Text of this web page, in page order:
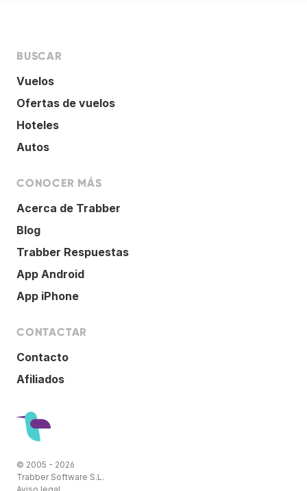
BUSCAR
Vuelos
Ofertas de vuelos
Hoteles
Autos
CONOCER MÁS
Acerca de Trabber
Blog
Trabber Respuestas
App Android
App iPhone
CONTACTAR
Contacto
Afiliados
© 2005 - 2026
Trabber Software S.L.